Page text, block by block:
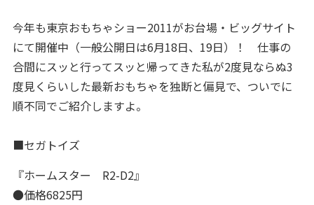
今年も東京おもちゃショー2011がお台場・ビッグサイト
にて開催中（一般公開日は6月18日、19日）！ 仕事の
合間にスッと行ってスッと帰ってきた私が2度見ならぬ3
度見くらいした最新おもちゃを独断と偏見で、ついでに
順不同でご紹介しますよ。
■セガトイズ
『ホームスター R2-D2』
●価格6825円